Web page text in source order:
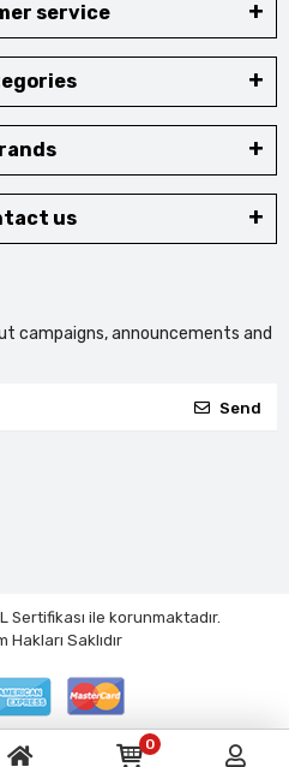
service
us
campaigns, announcements and
Send
Sertifikası ile korunmaktadır.
Hakları Saklıdır
0